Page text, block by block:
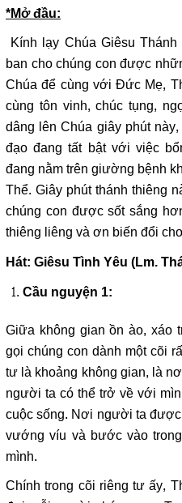
*Mở đầu:
Kính lạy Chúa Giêsu
ban cho chúng con được
Chúa để cùng với Đức Mẹ,
cùng tôn vinh, chúc tụng,
dâng lên Chúa giây phút
đạo đang tất bật với việc
đang nằm trên giường bệnh
Thể. Giây phút thánh thiêng
chúng con được sốt sắng
thiêng liêng và ơn biến đổi
Hát: Giêsu Tình Yêu (Lm.
Cầu nguyện 1:
Giữa không gian ồn ào, xáo
gọi chúng con dành một cõi
tư là khoảng không gian, là
người ta có thể trở về với
cuộc sống. Nơi người ta
vướng víu và bước vào
mình.
Chính trong cõi riêng tư ấy,